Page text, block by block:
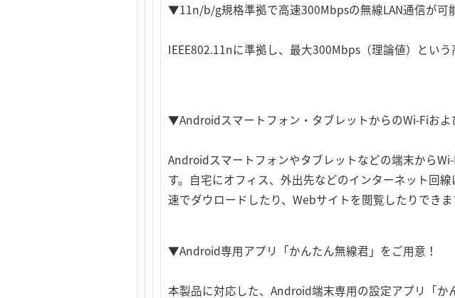
▼11n/b/g規格準拠で高速300Mbpsの無線LAN通信が可
IEEE802.11nに準拠し、最大300Mbps（理論値）とい
▼Androidスマートフォン・タブレットからのWi-Fiお
Androidスマートフォンやタブレットなどの端末から
す。自宅にオフィス、外出先などのインターネット回
速でダウロードしたり、Webサイトを閲覧したりできま
▼Android専用アプリ「かんたん無線君」をご用意！
本製品に対応した、Android端末専用の設定アプリ「